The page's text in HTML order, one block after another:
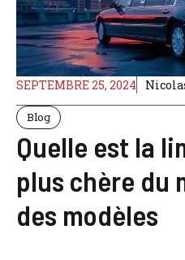
SEPTEMBRE 25, 2024
Blog
Quelle est la
plus chère du
des modèles